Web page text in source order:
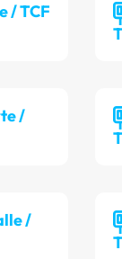
/ TCF
/
/